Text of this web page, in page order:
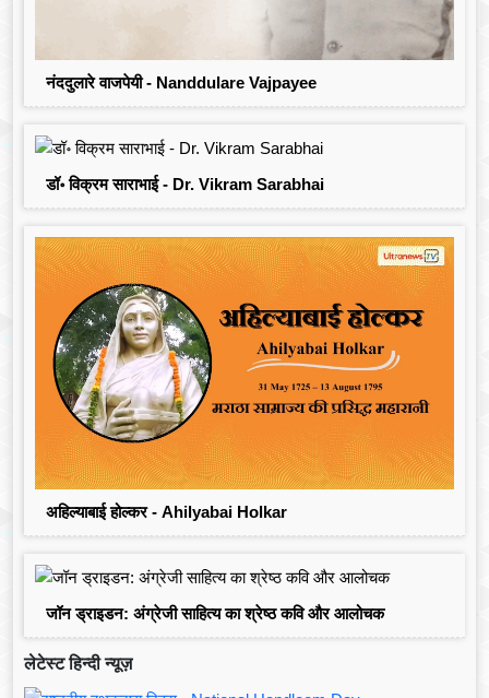
नंददुलारे वाजपेयी - Nanddulare Vajpayee
डॉ॰ विक्रम साराभाई - Dr. Vikram Sarabhai
अहिल्याबाई होल्कर - Ahilyabai Holkar
जॉन ड्राइडन: अंग्रेजी साहित्य का श्रेष्ठ कवि और आलोचक
लेटेस्ट हिन्दी न्यूज़